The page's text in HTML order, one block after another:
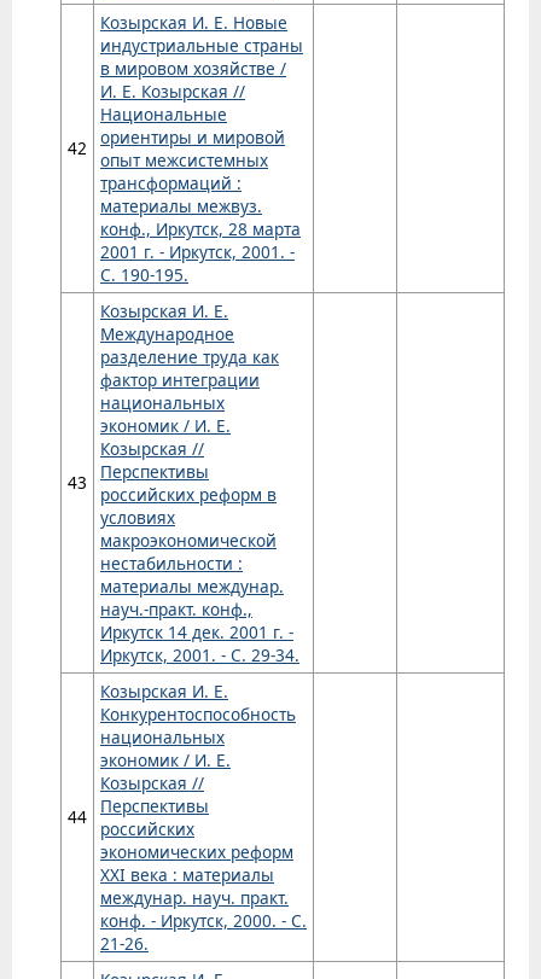
42
Козырская И. Е. Новые
индустриальные страны
в мировом хозяйстве /
И. Е. Козырская //
Национальные
ориентиры и мировой
опыт межсистемных
трансформаций :
материалы межвуз.
конф., Иркутск, 28 марта
2001 г. - Иркутск, 2001. -
С. 190-195.
43
Козырская И. Е.
Международное
разделение труда как
фактор интеграции
национальных
экономик / И. Е.
Козырская //
Перспективы
российских реформ в
условиях
макроэкономической
нестабильности :
материалы междунар.
науч.-практ. конф.,
Иркутск 14 дек. 2001 г. -
Иркутск, 2001. - С. 29-34.
44
Козырская И. Е.
Конкурентоспособность
национальных
экономик / И. Е.
Козырская //
Перспективы
российских
экономических реформ
ХХI века : материалы
междунар. науч. практ.
конф. - Иркутск, 2000. - С.
21-26.